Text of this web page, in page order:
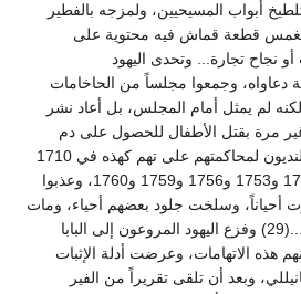
أبواب المسيحيين، ولمزجه بالفطير
قطعة قماش فيه محتوية على
نجاح تجارة... وتحدى اليهود
وجمعوا مجلساً من الحاخامات
لم يمثل أمام المجلس، بل أعاد نشر
غير مرة بقتل الأطفال للحصول على دم
مسيحي، واستدعى يهود بولنديون لمحاكمتهم على تهم كهذه في 1710
و1724 و1763 و1747 و1748 و1753 و1756 و1759 و1760، وعذبوا
أحياناً، وسلخت جلود بعضهم أحياء، ومات
بعضهم بالخازوق موتاً بطيئاً...(29) وفزع اليهود المروعون إلى البابا
هذه الاتهامات، وعرضت أدلة الإثبات
وبعد أن تلقى تقريراً من الفير